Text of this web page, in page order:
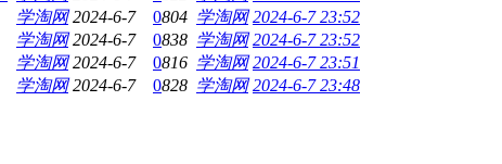
学淘网 2024-6-7 0804 学淘网 2024-6-7 23:52
学淘网 2024-6-7 0838 学淘网 2024-6-7 23:52
学淘网 2024-6-7 0816 学淘网 2024-6-7 23:51
学淘网 2024-6-7 0828 学淘网 2024-6-7 23:48